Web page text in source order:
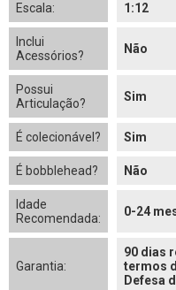
Escala: 1:12
Inclui
Acessórios?
Não
Possui
Articulação?
Sim
É colecionável? Sim
É bobblehead? Não
Idade
Recomendada:
0-24
Garantia:
90 dias
termos
Defesa